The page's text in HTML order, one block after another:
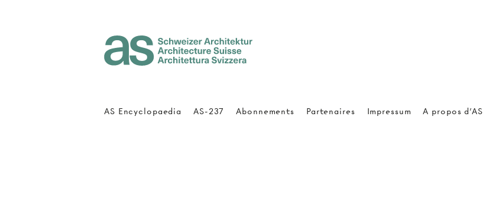
AS Encyclopaedia AS-237 Abonnements Partenaires Impressum A propos d'AS